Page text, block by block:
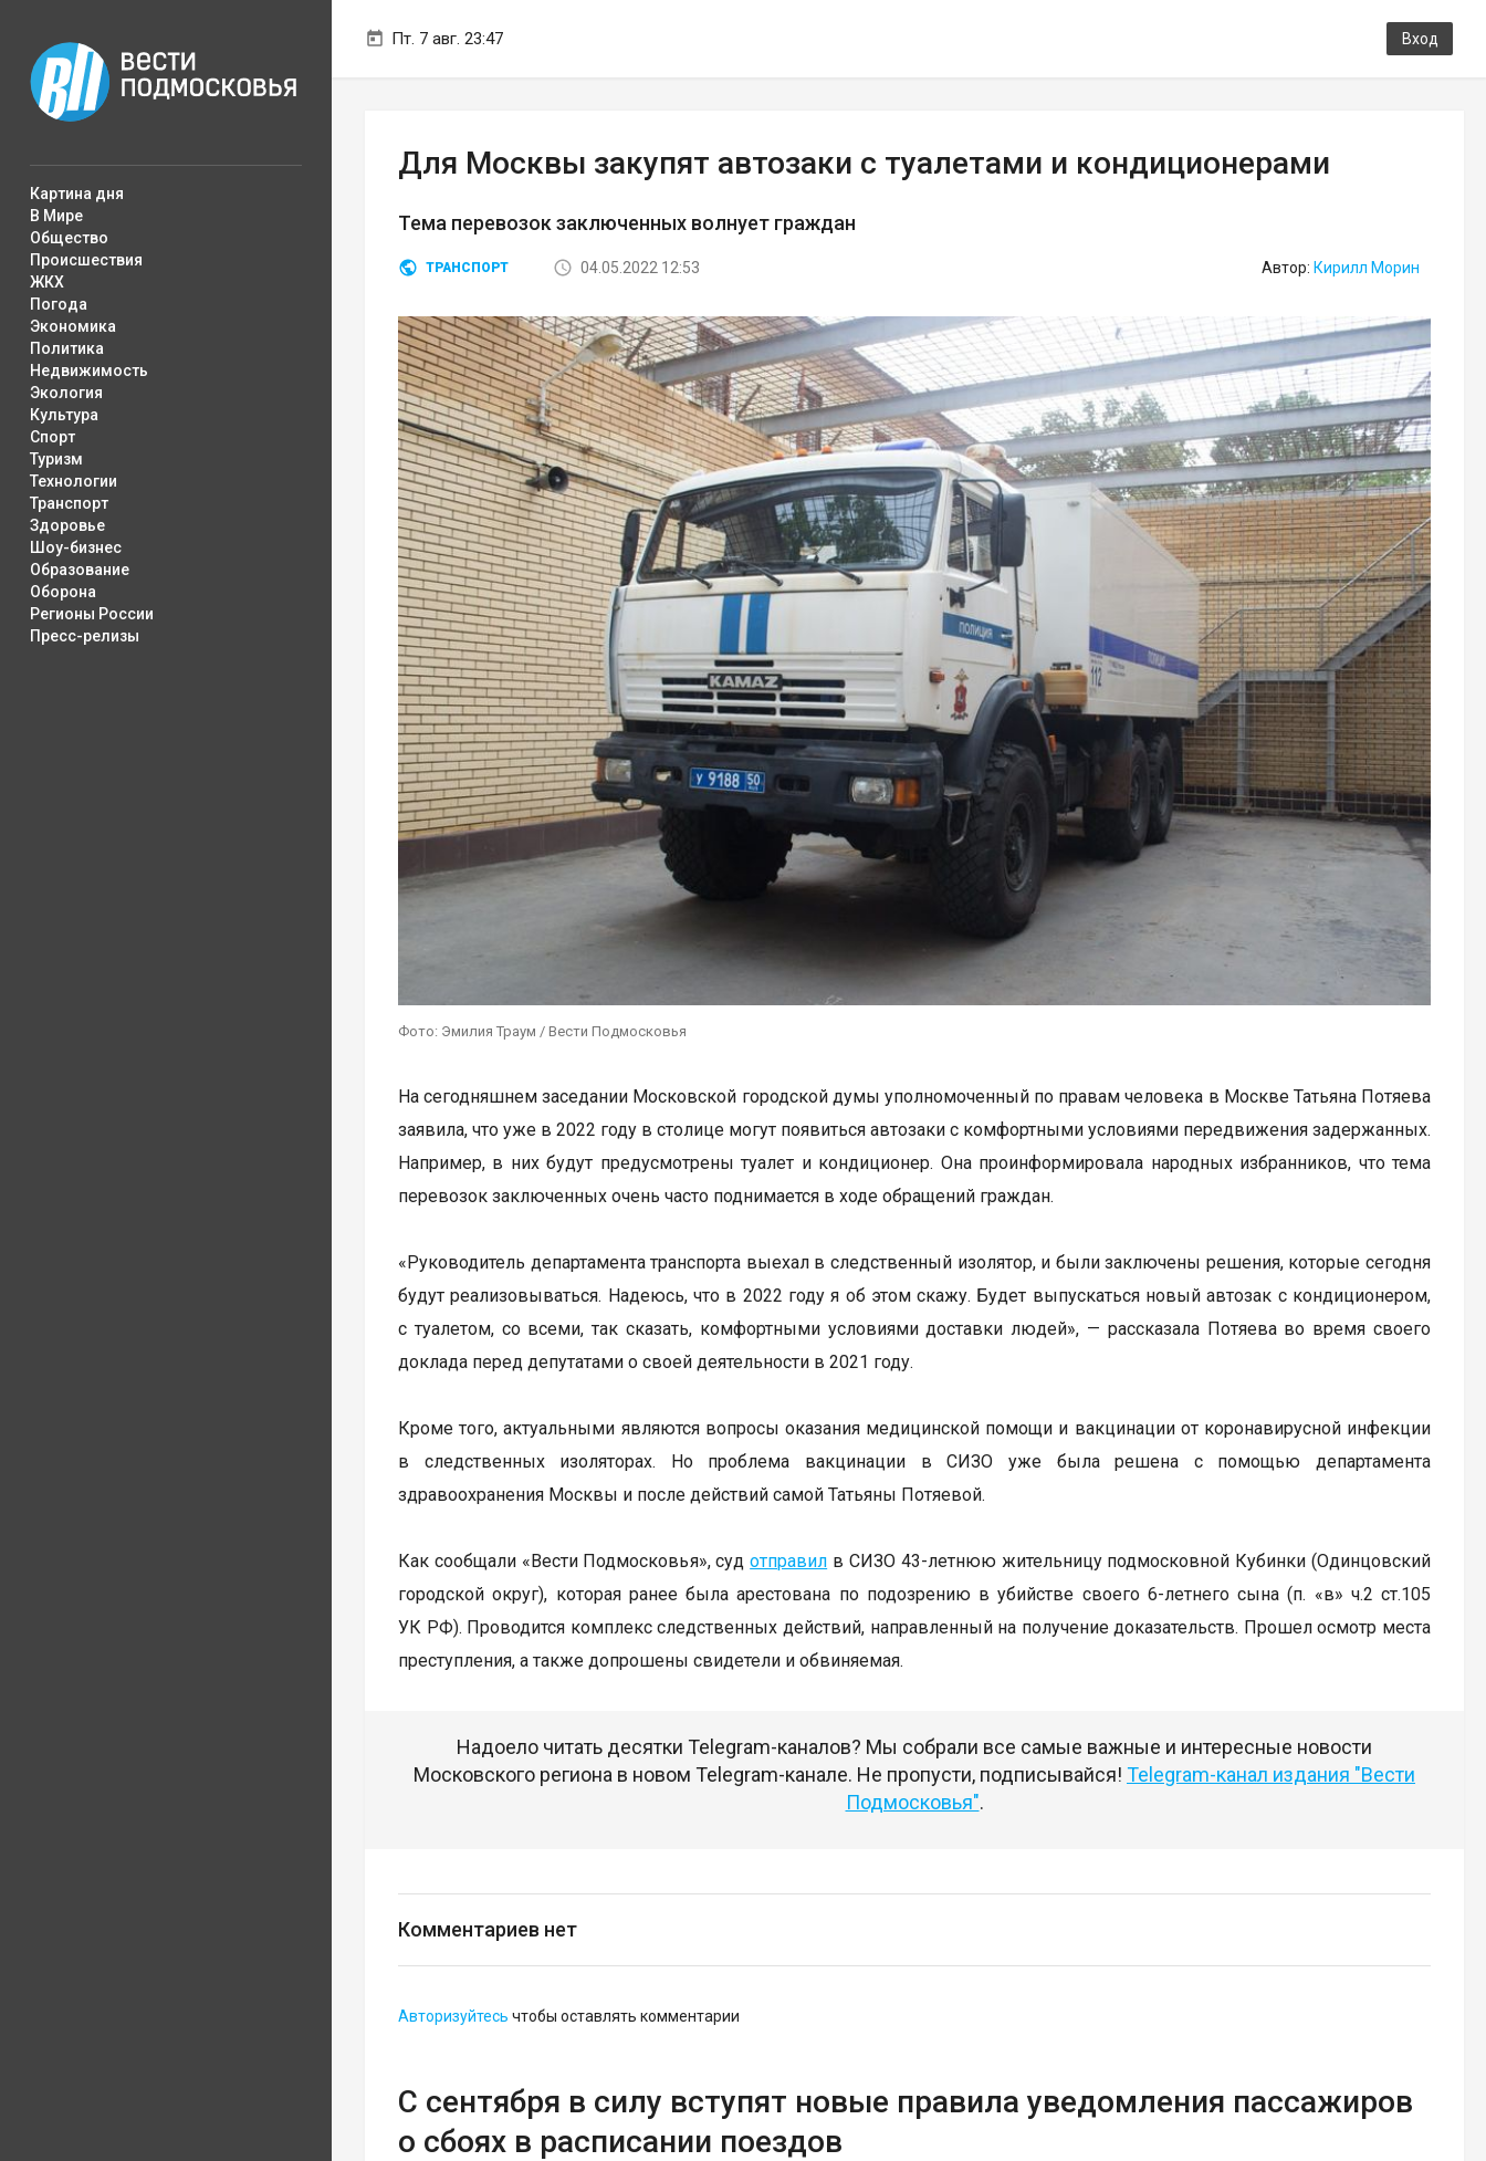
Пт. 7 авг. 23:47 Вход
Картина дня
В Мире
Общество
Происшествия
ЖКХ
Погода
Экономика
Политика
Недвижимость
Экология
Культура
Спорт
Туризм
Технологии
Транспорт
Здоровье
Шоу-бизнес
Образование
Оборона
Регионы России
Пресс-релизы
Для Москвы закупят автозаки с туалетами и кондиционерами
Тема перевозок заключенных волнует граждан
ТРАНСПОРТ 04.05.2022 12:53 Автор: Кирилл Морин
Фото: Эмилия Траум / Вести Подмосковья
На сегодняшнем заседании Московской городской думы уполномоченный по правам человека в Москве Татьяна Потяева
заявила, что уже в 2022 году в столице могут появиться автозаки с комфортными условиями передвижения задержанных.
Например, в них будут предусмотрены туалет и кондиционер. Она проинформировала народных избранников, что тема
перевозок заключенных очень часто поднимается в ходе обращений граждан.
«Руководитель департамента транспорта выехал в следственный изолятор, и были заключены решения, которые сегодня
будут реализовываться. Надеюсь, что в 2022 году я об этом скажу. Будет выпускаться новый автозак с кондиционером,
с туалетом, со всеми, так сказать, комфортными условиями доставки людей», — рассказала Потяева во время своего
доклада перед депутатами о своей деятельности в 2021 году.
Кроме того, актуальными являются вопросы оказания медицинской помощи и вакцинации от коронавирусной инфекции
в следственных изоляторах. Но проблема вакцинации в СИЗО уже была решена с помощью департамента
здравоохранения Москвы и после действий самой Татьяны Потяевой.
Как сообщали «Вести Подмосковья», судотправил в СИЗО 43-летнюю жительницу подмосковной Кубинки (Одинцовский
городской округ), которая ранее была арестована по подозрению в убийстве своего 6-летнего сына (п. «в» ч.2 ст.105
УК РФ). Проводится комплекс следственных действий, направленный на получение доказательств. Прошел осмотр места
преступления, а также допрошены свидетели и обвиняемая.
Надоело читать десятки Telegram-каналов? Мы собрали все самые важные и интересные новости
Московского региона в новом Telegram-канале. Не пропусти, подписывайся! Telegram-канал издания "Вести
Подмосковья".
Комментариев нет
Авторизуйтесь чтобы оставлять комментарии
С сентября в силу вступят новые правила уведомления пассажиров
о сбоях в расписании поездов